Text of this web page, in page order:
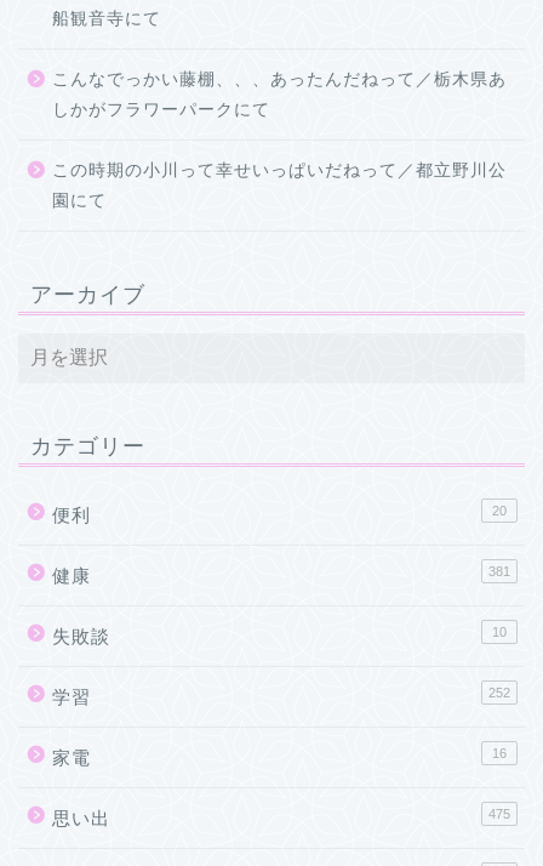
船観音寺にて
こんなでっかい藤棚、、、あったんだねって／栃木県あ
しかがフラワーパークにて
この時期の小川って幸せいっぱいだねって／都立野川公
園にて
アーカイブ
カテゴリー
便利 20
健康 381
失敗談 10
学習 252
家電 16
思い出 475